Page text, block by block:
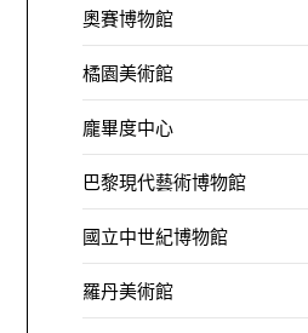
奧賽博物館
橘園美術館
龐畢度中心
巴黎現代藝術博物館
國立中世紀博物館
羅丹美術館